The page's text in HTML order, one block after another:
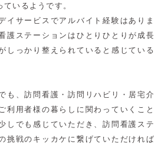
いるようです。
イサービスでアルバイト経験はありま
護ステーションはひとりひとりが成長
しっかり整えられていると感じている
も、訪問看護・訪問リハビリ・居宅介
利用者様の暮らしに関わっていくこと
しでも感じていただき、訪問看護ステ
挑戦のキッカケに繋げていただければ